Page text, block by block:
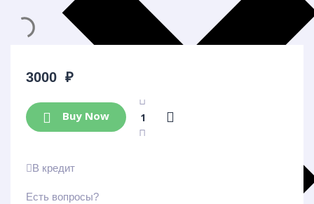
3000 ₽
Buy Now
В кредит
Есть вопросы?